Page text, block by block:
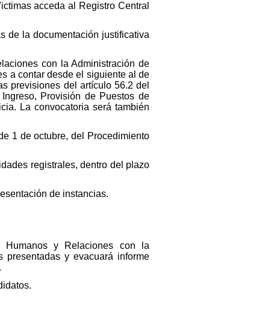
acceda al Registro Central
de la documentación justificativa
con la Administración de
a contar desde el siguiente al de
previsiones del artículo 56.2 del
Provisión de Puestos de
La convocatoria será también
1 de octubre, del Procedimiento
registrales, dentro del plazo
de instancias.
Humanos y Relaciones con la
y evacuará informe